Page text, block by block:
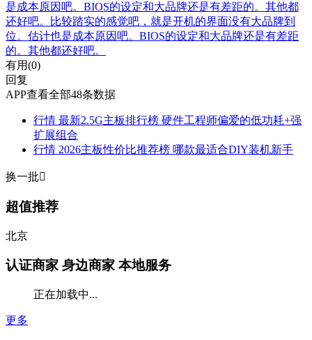
是成本原因吧。BIOS的设定和大品牌还是有差距的。其他都
还好吧。比较踏实的感觉吧，就是开机的界面没有大品牌到
位。估计也是成本原因吧。BIOS的设定和大品牌还是有差距
的。其他都还好吧。
有用(0)
回复
APP查看全部48条数据
行情 最新2.5G主板排行榜 硬件工程师偏爱的低功耗+强
扩展组合
行情 2026主板性价比推荐榜 哪款最适合DIY装机新手
换一批
超值推荐
北京
认证商家 身边商家 本地服务
正在加载中...
更多